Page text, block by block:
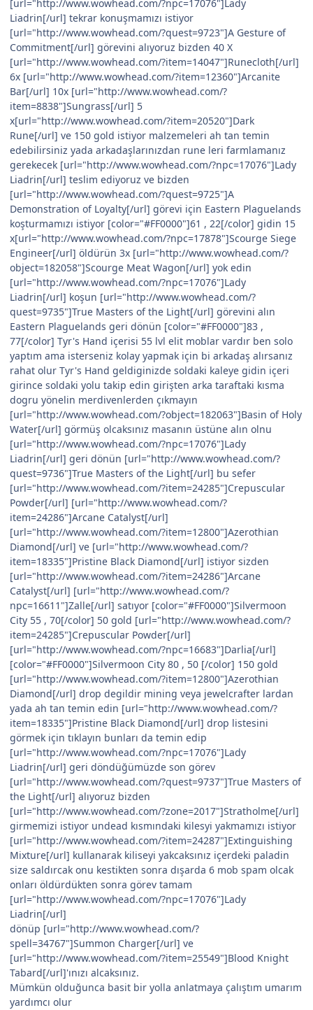
[url="http://www.wowhead.com/?npc=17076"]Lady
Liadrin[/url] tekrar konuşmamızı istiyor
[url="http://www.wowhead.com/?quest=9723"]A Gesture of
Commitment[/url] görevini alıyoruz bizden 40 X
[url="http://www.wowhead.com/?item=14047"]Runecloth[/url]
6x [url="http://www.wowhead.com/?item=12360"]Arcanite
Bar[/url] 10x [url="http://www.wowhead.com/?
item=8838"]Sungrass[/url] 5
x[url="http://www.wowhead.com/?item=20520"]Dark
Rune[/url] ve 150 gold istiyor malzemeleri ah tan temin
edebilirsiniz yada arkadaşlarınızdan rune leri farmlamanız
gerekecek [url="http://www.wowhead.com/?npc=17076"]Lady
Liadrin[/url] teslim ediyoruz ve bizden
[url="http://www.wowhead.com/?quest=9725"]A
Demonstration of Loyalty[/url] görevi için Eastern Plaguelands
koşturmamızı istiyor [color="#FF0000"]61 , 22[/color] gidin 15
x[url="http://www.wowhead.com/?npc=17878"]Scourge Siege
Engineer[/url] öldürün 3x [url="http://www.wowhead.com/?
object=182058"]Scourge Meat Wagon[/url] yok edin
[url="http://www.wowhead.com/?npc=17076"]Lady
Liadrin[/url] koşun [url="http://www.wowhead.com/?
quest=9735"]True Masters of the Light[/url] görevini alın
Eastern Plaguelands geri dönün [color="#FF0000"]83 ,
77[/color] Tyr's Hand içerisi 55 lvl elit moblar vardır ben solo
yaptım ama isterseniz kolay yapmak için bi arkadaş alırsanız
rahat olur Tyr's Hand geldiginizde soldaki kaleye gidin içeri
girince soldaki yolu takip edin girişten arka taraftaki kısma
dogru yönelin merdivenlerden çıkmayın
[url="http://www.wowhead.com/?object=182063"]Basin of Holy
Water[/url] görmüş olcaksınız masanın üstüne alın olnu
[url="http://www.wowhead.com/?npc=17076"]Lady
Liadrin[/url] geri dönün [url="http://www.wowhead.com/?
quest=9736"]True Masters of the Light[/url] bu sefer
[url="http://www.wowhead.com/?item=24285"]Crepuscular
Powder[/url] [url="http://www.wowhead.com/?
item=24286"]Arcane Catalyst[/url]
[url="http://www.wowhead.com/?item=12800"]Azerothian
Diamond[/url] ve [url="http://www.wowhead.com/?
item=18335"]Pristine Black Diamond[/url] istiyor sizden
[url="http://www.wowhead.com/?item=24286"]Arcane
Catalyst[/url] [url="http://www.wowhead.com/?
npc=16611"]Zalle[/url] satıyor [color="#FF0000"]Silvermoon
City 55 , 70[/color] 50 gold [url="http://www.wowhead.com/?
item=24285"]Crepuscular Powder[/url]
[url="http://www.wowhead.com/?npc=16683"]Darlia[/url]
[color="#FF0000"]Silvermoon City 80 , 50 [/color] 150 gold
[url="http://www.wowhead.com/?item=12800"]Azerothian
Diamond[/url] drop degildir mining veya jewelcrafter lardan
yada ah tan temin edin [url="http://www.wowhead.com/?
item=18335"]Pristine Black Diamond[/url] drop listesini
görmek için tıklayın bunları da temin edip
[url="http://www.wowhead.com/?npc=17076"]Lady
Liadrin[/url] geri döndüğümüzde son görev
[url="http://www.wowhead.com/?quest=9737"]True Masters of
the Light[/url] alıyoruz bizden
[url="http://www.wowhead.com/?zone=2017"]Stratholme[/url]
girmemizi istiyor undead kısmındaki kilesyi yakmamızı istiyor
[url="http://www.wowhead.com/?item=24287"]Extinguishing
Mixture[/url] kullanarak kiliseyi yakcaksınız içerdeki paladin
size saldırcak onu kestikten sonra dışarda 6 mob spam olcak
onları öldürdükten sonra görev tamam
[url="http://www.wowhead.com/?npc=17076"]Lady
Liadrin[/url]
dönüp [url="http://www.wowhead.com/?
spell=34767"]Summon Charger[/url] ve
[url="http://www.wowhead.com/?item=25549"]Blood Knight
Tabard[/url]'ınızı alcaksınız.
Mümkün olduğunca basit bir yolla anlatmaya çalıştım umarım
yardımcı olur